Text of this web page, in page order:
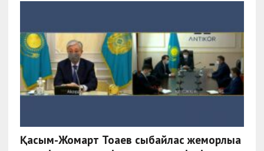
Қасым-Жомарт Тоқаев сыбайлас жемқорлыққа